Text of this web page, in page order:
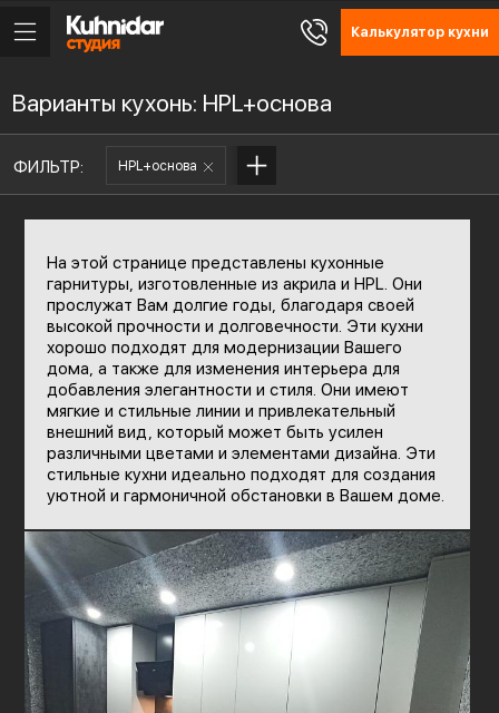
Калькулятор кухни
Варианты кухонь: HPL+основа
ФИЛЬТР: HPL+основа
На этой странице представлены кухонные
гарнитуры, изготовленные из акрила и HPL. Они
прослужат Вам долгие годы, благодаря своей
высокой прочности и долговечности. Эти кухни
хорошо подходят для модернизации Вашего
дома, а также для изменения интерьера для
добавления элегантности и стиля. Они имеют
мягкие и стильные линии и привлекательный
внешний вид, который может быть усилен
различными цветами и элементами дизайна. Эти
стильные кухни идеально подходят для создания
уютной и гармоничной обстановки в Вашем доме.